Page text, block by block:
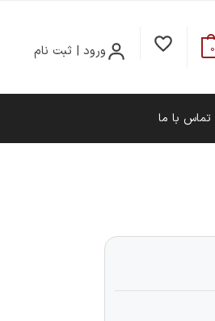
ورود | ثبت نام 0
تماس با ما